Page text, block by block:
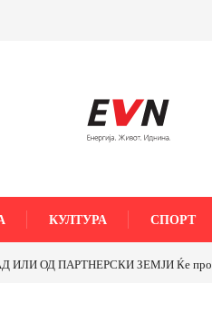
КУЛТУРА СПОРТ
ПАРТНЕРСКИ ЗЕМЈИ Ќе